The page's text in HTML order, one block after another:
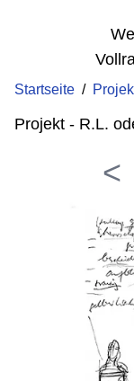
Startseite /
Projekt - R.L.
<